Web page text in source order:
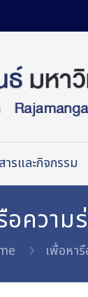
ารและกิจกรรม
อความ
เพื่อหา